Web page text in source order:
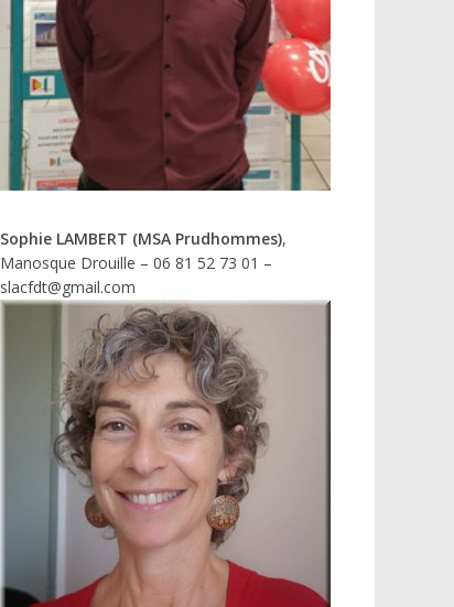
Sophie LAMBERT (MSA Prudhommes),
Manosque Drouille – 06 81 52 73 01 –
slacfdt@gmail.com